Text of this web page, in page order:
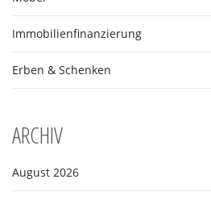
Immobilienfinanzierung
Erben & Schenken
ARCHIV
August 2026